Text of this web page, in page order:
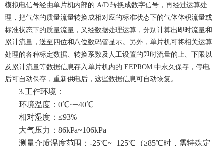
模拟电信号经由单片机内部的 A/D 转换成数字信号，再经过运算处
理，把气体的质量流量转换成相对应的标准状态下的气体体积流量或
标准状态下的质量流量，又经数据处理运算，分别计算出即时流量和
累计流量，送至四位和八位数码管显示。另外，单片机可将相关运算
处理的各种标定数据、转换系数及人工设置的即时流量的上、下限以
及累计流量等数据信息存入单片机内的 EEPROM 中永久保存，停电
后可自动保存，重新供电后，这些数据信息可自动恢复。
3.工作环境：
环境温度：0℃~+40℃
相对湿度：≤93%
大气压力：86kPa~106kPa
测量介质温度范围：-25℃~+125℃（≥85℃时，需特殊定